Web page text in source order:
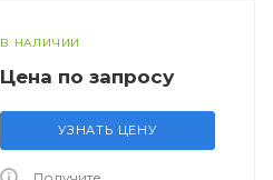
В НАЛИЧИИ
Цена по запросу
УЗНАТЬ ЦЕНУ